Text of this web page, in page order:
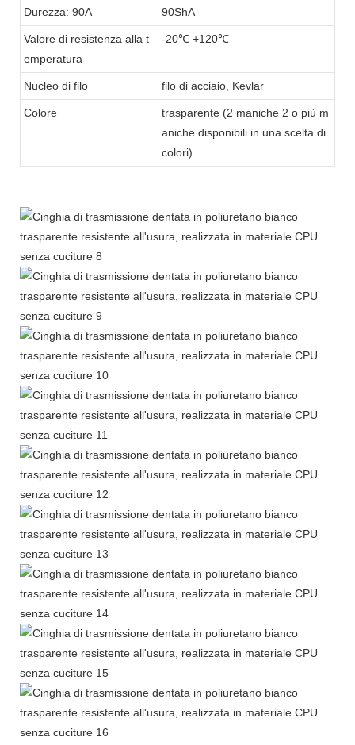
Durezza: 90A 90ShA
Valore di resistenza alla t
emperatura
-20℃ +120℃
Nucleo di filo filo di acciaio, Kevlar
Colore
trasparente (2 maniche 2 o più m
aniche disponibili in una scelta di
colori)